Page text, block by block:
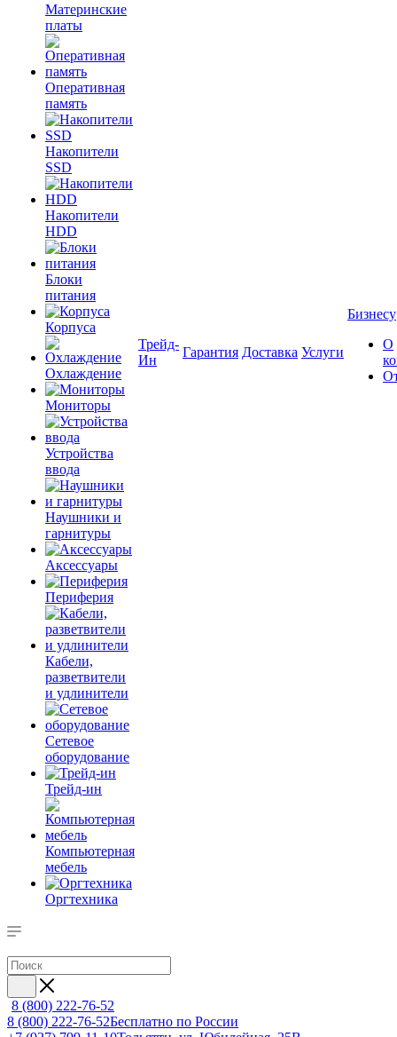
Материнские
платы
Оперативная
память
Накопители
SSD
Накопители
HDD
Блоки
питания
Корпуса
Охлаждение
Мониторы
Устройства
ввода
Наушники и
гарнитуры
Аксессуары
Периферия
Кабели,
разветвители
и удлинители
Сетевое
оборудование
Трейд-ин
Компьютерная
мебель
Оргтехника
Трейд-
Ин
Гарантия Доставка Услуги
Бизнесу
О
8 (800) 222-76-52
8 (800) 222-76-52Бесплатно по России